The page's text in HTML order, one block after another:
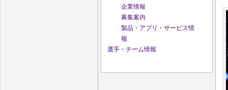
企業情報
募集案内
製品・アプリ・サービス情
報
選手・チーム情報